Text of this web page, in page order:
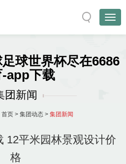
球世界杯尽在6686
app下载
团新闻
首页> 集团动态> 集团新闻
12平米园林景观设计价
格